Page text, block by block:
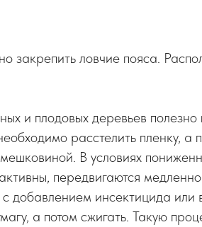
закрепить ловчие пояса.
и плодовых деревьев полезно
расстелить пленку, а
В условиях
передвигаются
добавлением инсектицида или
а потом сжигать. Такую